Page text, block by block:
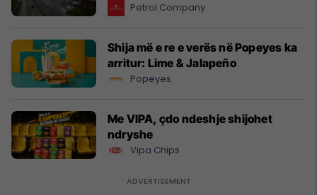
Petrol Company
Shija më e re e verës në Popeyes ka
arritur: Lime & Jalapeño
Popeyes
Me VIPA, çdo ndeshje shijohet
ndryshe
Vipa Chips